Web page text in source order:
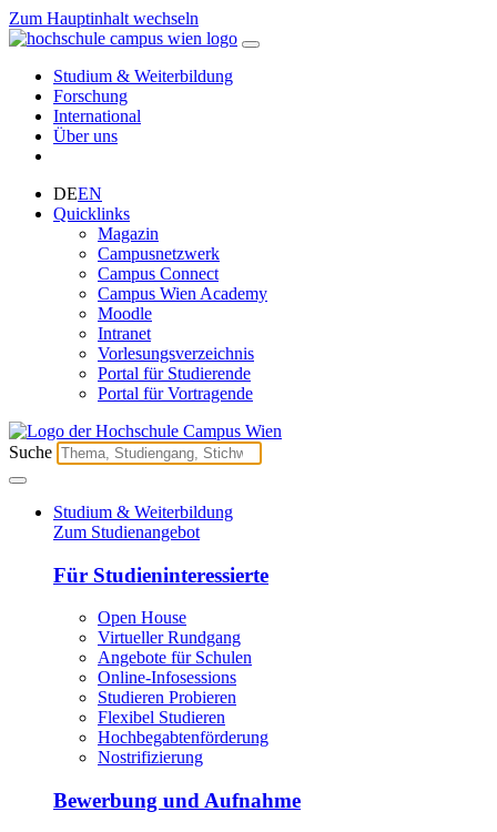
Zum Hauptinhalt wechseln
Studium & Weiterbildung
Forschung
International
Über uns
DEEN
Quicklinks
Magazin
Campusnetzwerk
Campus Connect
Campus Wien Academy
Moodle
Intranet
Vorlesungsverzeichnis
Portal für Studierende
Portal für Vortragende
Suche
Studium & Weiterbildung
Zum Studienangebot
Für Studieninteressierte
Open House
Virtueller Rundgang
Angebote für Schulen
Online-Infosessions
Studieren Probieren
Flexibel Studieren
Hochbegabtenförderung
Nostrifizierung
Bewerbung und Aufnahme